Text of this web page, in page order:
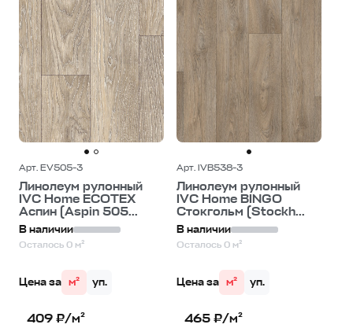
Арт. EV505-3
Линолеум рулонный
IVC Home ECOTEX
Аспин (Aspin 505...
В наличии
Осталось 0 м²
Цена за м² уп.
409 ₽/м²
Арт. IVB538-3
Линолеум рулонный
IVC Home BINGO
Стокгольм (Stockh...
В наличии
Осталось 0 м²
Цена за м² уп.
465 ₽/м²